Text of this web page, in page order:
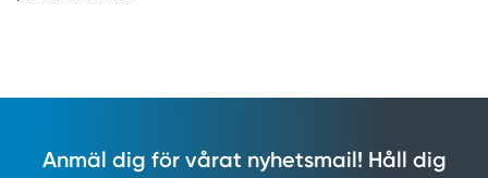
Anmäl dig för vårat nyhetsmail! Håll dig